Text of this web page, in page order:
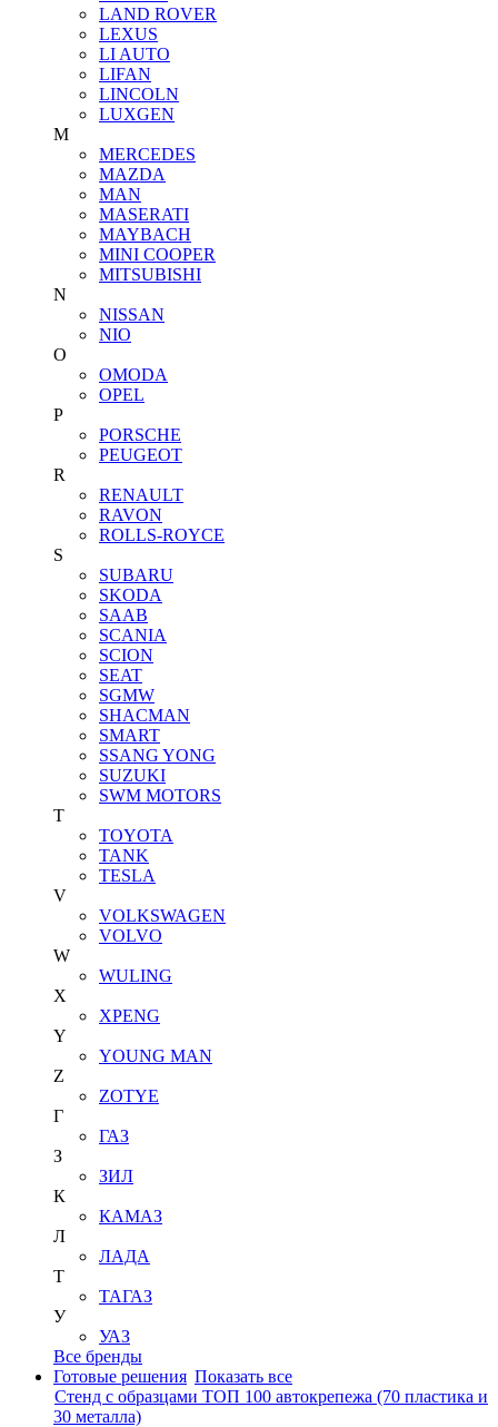
LAND ROVER
LEXUS
LI AUTO
LIFAN
LINCOLN
LUXGEN
M
MERCEDES
MAZDA
MAN
MASERATI
MAYBACH
MINI COOPER
MITSUBISHI
N
NISSAN
NIO
O
OMODA
OPEL
P
PORSCHE
PEUGEOT
R
RENAULT
RAVON
ROLLS-ROYCE
S
SUBARU
SKODA
SAAB
SCANIA
SCION
SEAT
SGMW
SHACMAN
SMART
SSANG YONG
SUZUKI
SWM MOTORS
T
TOYOTA
TANK
TESLA
V
VOLKSWAGEN
VOLVO
W
WULING
X
XPENG
Y
YOUNG MAN
Z
ZOTYE
Г
ГАЗ
З
ЗИЛ
К
КАМАЗ
Л
ЛАДА
Т
ТАГАЗ
У
УАЗ
Все бренды
Готовые решения Показать все
Стенд с образцами ТОП 100 автокрепежа (70 пластика и
30 металла)